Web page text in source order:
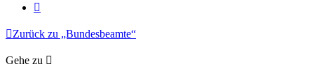
Zurück zu „Bundesbeamte“
Gehe zu